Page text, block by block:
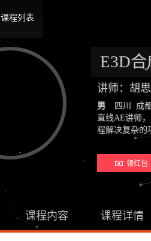
课程列表
E3D
讲师：胡
男
四川 成
直线AE讲师
程解决复杂
领红包
课程内容 课程详情